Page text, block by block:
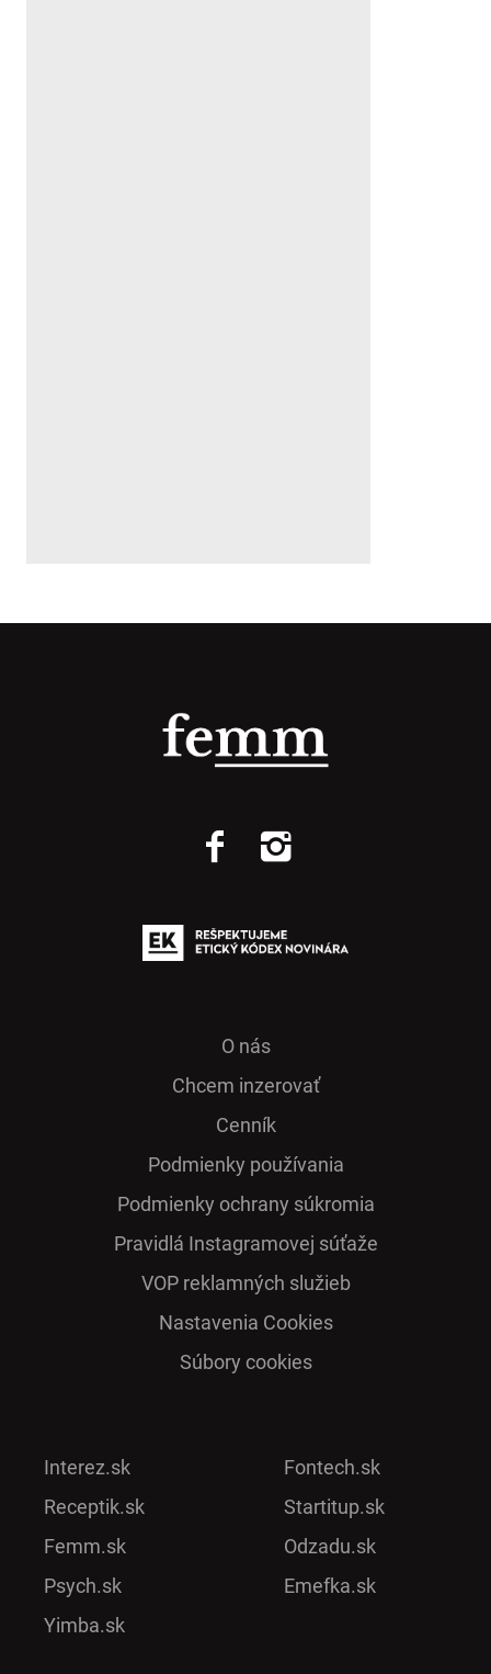
O nás
Chcem inzerovať
Cenník
Podmienky používania
Podmienky ochrany súkromia
Pra­vidlá Ins­ta­gra­mo­vej sú­ťaže
VOP reklamných služieb
Nastavenia Cookies
Súbory cookies
Interez.sk
Receptik.sk
Femm.sk
Psych.sk
Yimba.sk
Fontech.sk
Startitup.sk
Odzadu.sk
Emefka.sk